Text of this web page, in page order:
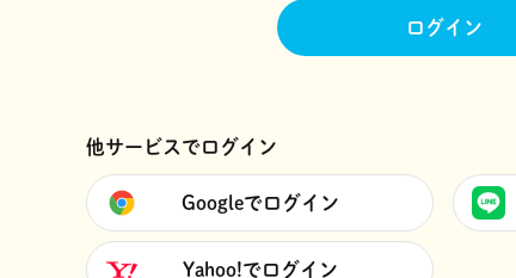
ログイン
他サービスでログイン
Googleでログイン
Yahoo!でログイン